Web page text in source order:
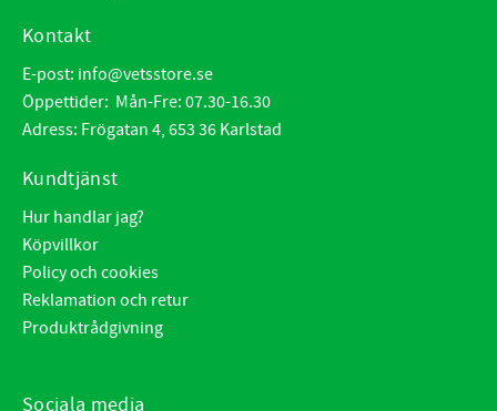
Kontakt
E-post: info@vetsstore.se
Öppettider: Mån-Fre: 07.30-16.30
Adress: Frögatan 4, 653 36 Karlstad
Kundtjänst
Hur handlar jag?
Köpvillkor
Policy och cookies
Reklamation och retur
Produktrådgivning
Sociala media